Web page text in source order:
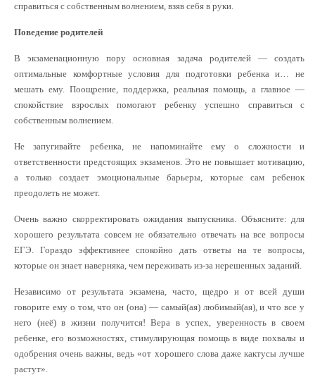
справиться с собственным волнением, взяв себя в руки.
Поведение родителей
В экзаменационную пору основная задача родителей — создать
оптимальные комфортные условия для подготовки ребенка и… не
мешать ему. Поощрение, поддержка, реальная помощь, а главное —
спокойствие взрослых помогают ребенку успешно справиться с
собственным волнением.
Не запугивайте ребенка, не напоминайте ему о сложности и
ответственности предстоящих экзаменов. Это не повышает мотивацию,
а только создает эмоциональные барьеры, которые сам ребенок
преодолеть не может.
Очень важно скорректировать ожидания выпускника. Объясните: для
хорошего результата совсем не обязательно отвечать на все вопросы
ЕГЭ. Гораздо эффективнее спокойно дать ответы на те вопросы,
которые он знает наверняка, чем переживать из-за нерешенных заданий.
Независимо от результата экзамена, часто, щедро и от всей души
говорите ему о том, что он (она) — самый(ая) любимый(ая), и что все у
него (неё) в жизни получится! Вера в успех, уверенность в своем
ребенке, его возможностях, стимулирующая помощь в виде похвалы и
одобрения очень важны, ведь «от хорошего слова даже кактусы лучше
растут».